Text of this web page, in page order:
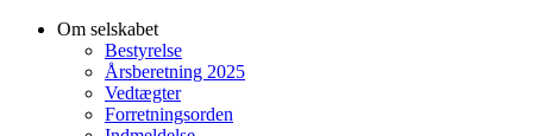
Om selskabet
Bestyrelse
Årsberetning 2025
Vedtægter
Forretningsorden